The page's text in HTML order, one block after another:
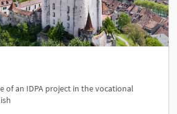
of an IDPA project in the vocational